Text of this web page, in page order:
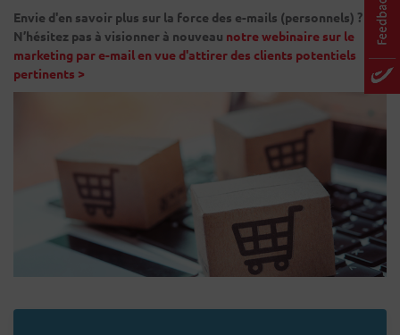
Envie d'en savoir plus sur la force des e-mails (personnels) ?
N’hésitez pas à visionner à nouveau notre webinaire sur le
marketing par e-mail en vue d'attirer des clients potentiels
pertinents >